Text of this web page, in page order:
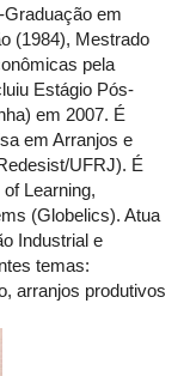
em
(1984), Mestrado
pela
Estágio Pós-
em 2007. É
em Arranjos e
UFRJ). É
Learning,
(Globelics). Atua
Industrial e
temas:
arranjos produtivos